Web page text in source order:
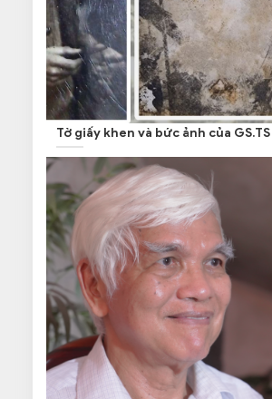
Tờ giấy khen và bức ảnh của